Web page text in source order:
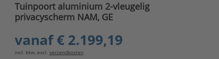
Tuinpoort aluminium 2-vleugelig
privacyscherm NAM, GE
vanaf€ 2.199,19
incl. btw, excl. verzendkosten